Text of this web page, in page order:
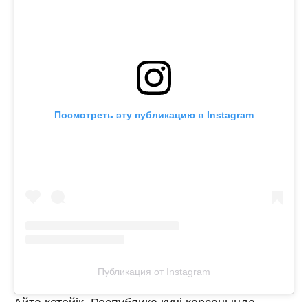
Посмотреть эту публикацию в Instagram
Публикация от Instagram